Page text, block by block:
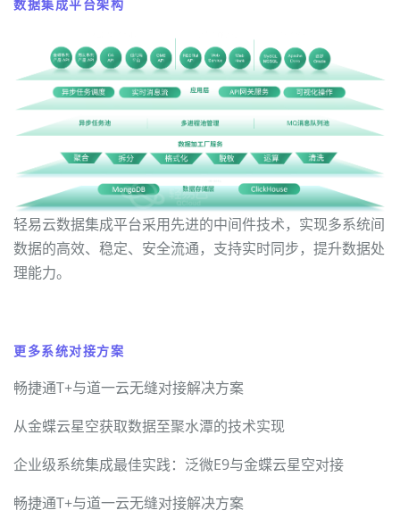
数据集成平台架构
轻易云数据集成平台采用先进的中间件技术，实现多系统间
数据的高效、稳定、安全流通，支持实时同步，提升数据处
理能力。
更多系统对接方案
畅捷通T+与道一云无缝对接解决方案
从金蝶云星空获取数据至聚水潭的技术实现
企业级系统集成最佳实践：泛微E9与金蝶云星空对接
畅捷通T+与道一云无缝对接解决方案